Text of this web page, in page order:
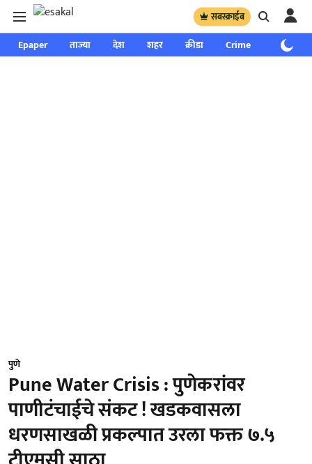
सबस्क्राईब
Epaper ताज्या देश शहर क्रीडा Crime साप्ताहिक
पुणे
Pune Water Crisis : पुणेकरांवर
पाणीटंचाईचे संकट ! खडकवासला
धरणसाखळी प्रकल्पात उरला फक्त ७.५